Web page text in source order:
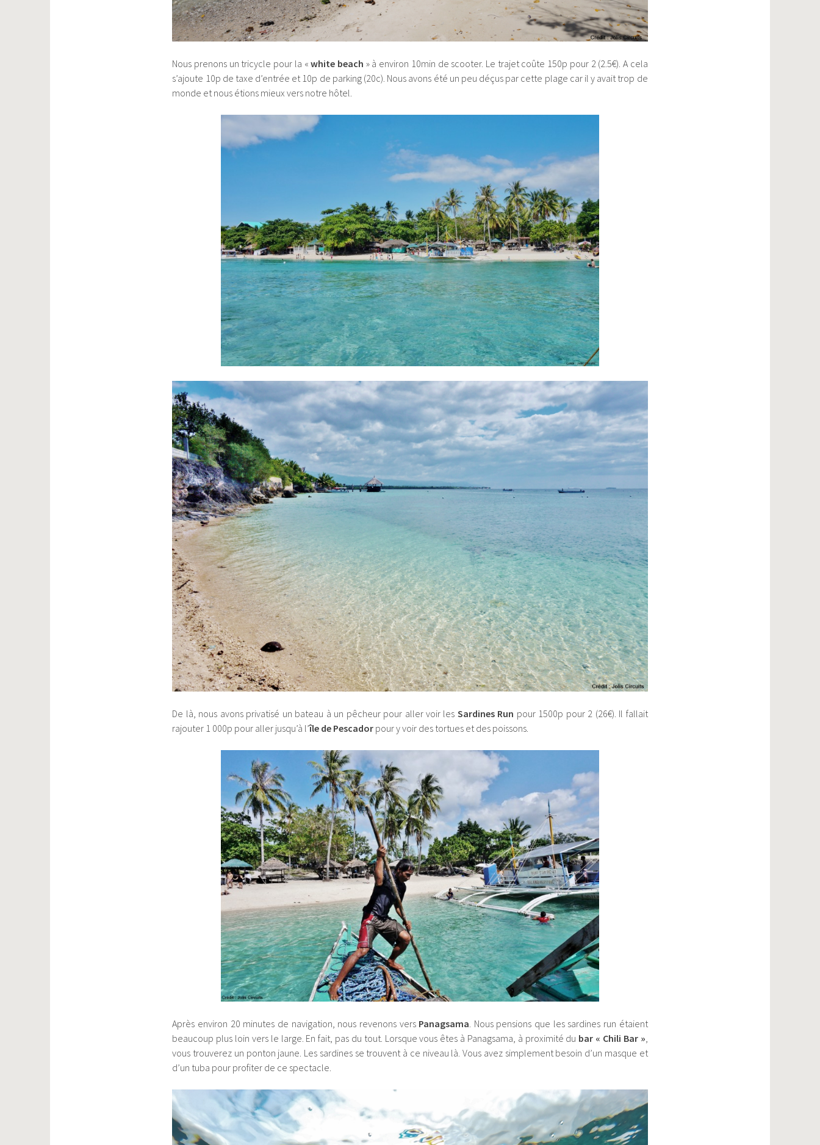
Nous prenons un tricycle pour la «white beach » à environ 10min de scooter. Le trajet coûte 150p pour 2 (2.5€). A cela
s’ajoute 10p de taxe d’entrée et 10p de parking (20c). Nous avons été un peu déçus par cette plage car il y avait trop de
monde et nous étions mieux vers notre hôtel.
De là, nous avons privatisé un bateau à un pêcheur pour aller voir les Sardines Run pour 1500p pour 2 (26€). Il fallait
rajouter 1 000p pour aller jusqu’à l’île de Pescador pour y voir des tortues et des poissons.
Après environ 20 minutes de navigation, nous revenons vers Panagsama . Nous pensions que les sardines run étaient
beaucoup plus loin vers le large. En fait, pas du tout. Lorsque vous êtes à Panagsama, à proximité du bar « Chili Bar »
vous trouverez un ponton jaune. Les sardines se trouvent à ce niveau là. Vous avez simplement besoin d’un masque et
d’un tuba pour profiter de ce spectacle.